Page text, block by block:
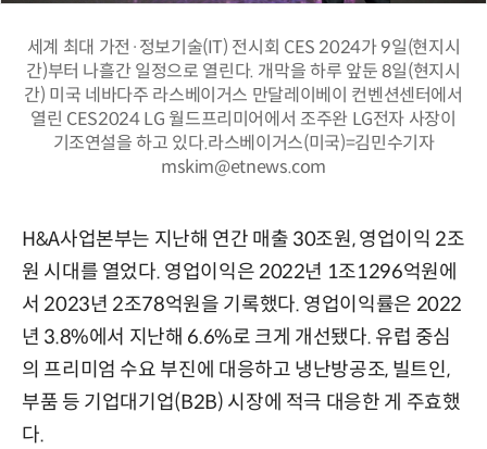
세계 최대 가전·정보기술(IT) 전시회 CES 2024가 9일(현지시
간)부터 나흘간 일정으로 열린다. 개막을 하루 앞둔 8일(현지시
간) 미국 네바다주 라스베이거스 만달레이베이 컨벤션센터에서
열린 CES2024 LG 월드프리미어에서 조주완 LG전자 사장이
기조연설을 하고 있다.라스베이거스(미국)=김민수기자
mskim@etnews.com
H&A사업본부는 지난해 연간 매출 30조원, 영업이익 2조
원 시대를 열었다. 영업이익은 2022년 1조1296억원에
서 2023년 2조78억원을 기록했다. 영업이익률은 2022
년 3.8%에서 지난해 6.6%로 크게 개선됐다. 유럽 중심
의 프리미엄 수요 부진에 대응하고 냉난방공조, 빌트인,
부품 등 기업대기업(B2B) 시장에 적극 대응한 게 주효했
다.